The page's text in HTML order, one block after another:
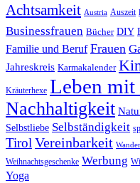
Achtsamkeit Austria Auszeit
Businessfrauen Bücher DIY
Familie und Beruf Frauen
Jahreskreis Karmakalender
Kräuterhexe Leben
Nachhaltigkeit
Selbstliebe Selbständigkeit
Tirol Vereinbarkeit
Weihnachtsgeschenke Werbung
Yoga